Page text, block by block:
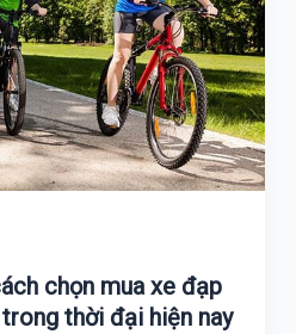
chọn mua xe đạp
thời đại hiện nay